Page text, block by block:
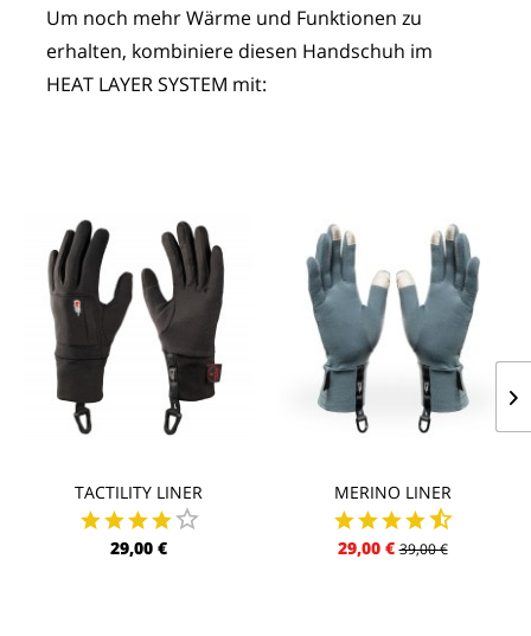
TACTILITY LINER
29,00 €
MERINO LINER
29,00 € 39,00 €
Um noch mehr Wärme und Funktionen zu
erhalten, kombiniere diesen Handschuh im
HEAT LAYER SYSTEM mit: